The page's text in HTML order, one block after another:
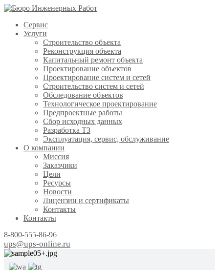
Сервис
Услуги
Строительство объекта
Реконструкция объекта
Капитальный ремонт объекта
Проектирование объектов
Проектирование систем и сетей
Строительство систем и сетей
Обследование объектов
Технологическое проектирование
Предпроектные работы
Сбор исходных данных
Разработка ТЗ
Эксплуатация, сервис, обслуживание
О компании
Миссия
Заказчики
Цели
Ресурсы
Новости
Лицензии и сертификаты
Контакты
Контакты
8-800-555-86-96
ups@ups-online.ru